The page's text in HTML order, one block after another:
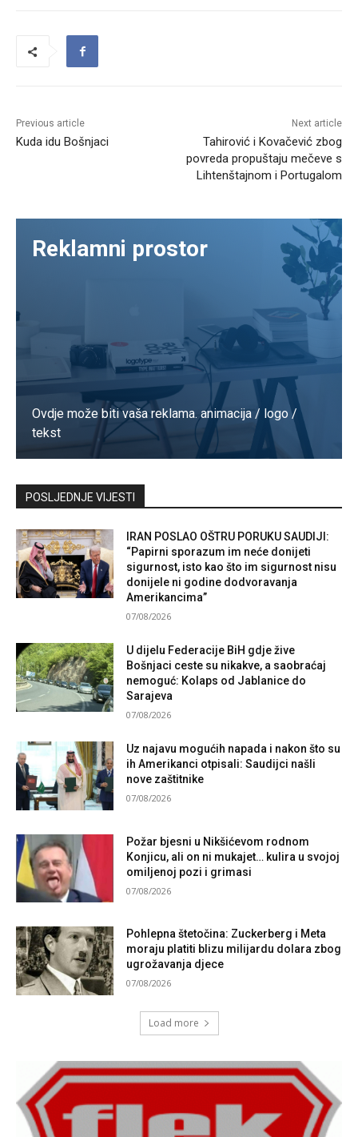
Previous article
Kuda idu Bošnjaci
Next article
Tahirović i Kovačević zbog
povreda propuštaju mečeve s
Lihtenštajnom i Portugalom
Reklamni prostor
Ovdje može biti vaša reklama. animacija / logo /
tekst
Kontaktirajte nas
POSLJEDNJE VIJESTI
IRAN POSLAO OŠTRU PORUKU SAUDIJI:
“Papirni sporazum im neće donijeti
sigurnost, isto kao što im sigurnost nisu
donijele ni godine dodvoravanja
Amerikancima”
07/08/2026
U dijelu Federacije BiH gdje žive
Bošnjaci ceste su nikakve, a saobraćaj
nemoguć: Kolaps od Jablanice do
Sarajeva
07/08/2026
Uz najavu mogućih napada i nakon što su
ih Amerikanci otpisali: Saudijci našli
nove zaštitnike
07/08/2026
Požar bjesni u Nikšićevom rodnom
Konjicu, ali on ni mukajet… kulira u svojoj
omiljenoj pozi i grimasi
07/08/2026
Pohlepna štetočina: Zuckerberg i Meta
moraju platiti blizu milijardu dolara zbog
ugrožavanja djece
07/08/2026
Load more